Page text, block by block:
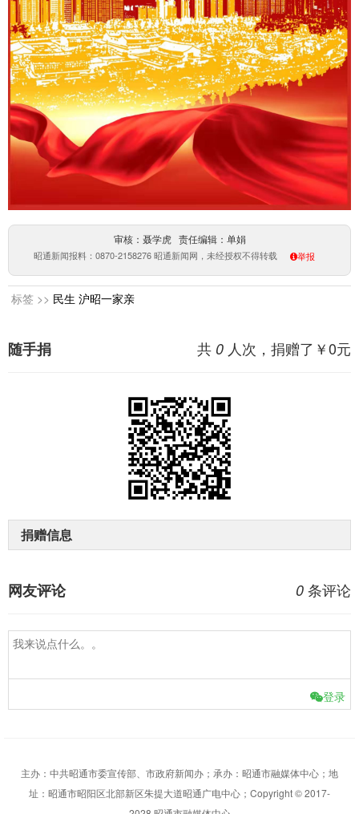
审核：聂学虎 责任编辑：单娟
昭通新闻报料：0870-2158276 昭通新闻网，未经授权不得转载 举报
标签 >> 民生 沪昭一家亲
共 0 人次，捐赠了￥0元
随手捐
捐赠信息
0 条评论
网友评论
登录
主办：中共昭通市委宣传部、市政府新闻办；承办：昭通市融媒体中心；地
址：昭通市昭阳区北部新区朱提大道昭通广电中心；Copyright © 2017-